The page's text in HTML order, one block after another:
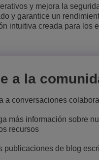
Transportation
Gestión de red y
Ubicación de las
y mejora la
y garantice un
intuitiva creada para los
a la
a conversaciones
más información sobre
recursos
publicaciones de blog